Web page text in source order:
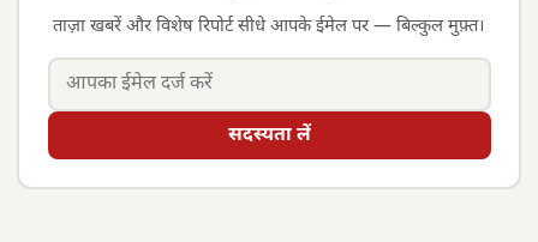
ताज़ा खबरें और विशेष रिपोर्ट सीधे आपके ईमेल पर — बिल्कुल मुफ़्त।
सदस्यता लें